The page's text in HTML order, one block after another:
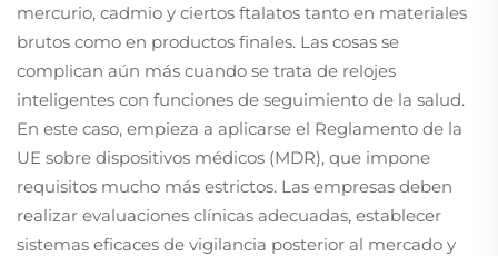
mercurio, cadmio y ciertos ftalatos tanto en materiales
brutos como en productos finales. Las cosas se
complican aún más cuando se trata de relojes
inteligentes con funciones de seguimiento de la salud.
En este caso, empieza a aplicarse el Reglamento de la
UE sobre dispositivos médicos (MDR), que impone
requisitos mucho más estrictos. Las empresas deben
realizar evaluaciones clínicas adecuadas, establecer
sistemas eficaces de vigilancia posterior al mercado y